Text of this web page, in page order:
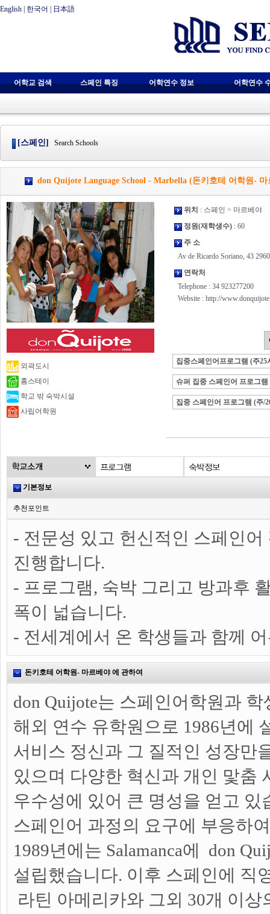
English 한국어 日本語
어학교 검색 스페인 특징 어학연수 정보 어학연수
[스페인] Search Schools
don Quijote Language School - Marbella (돈키호테 어학원- 마
외곽도시
홈스테이
학교 밖 숙박시설
사립어학원
위치 : 스페인 > 마르베야
정원(재학생수) : 60
주 소
Av de Ricardo Soriano, 43
연락처
Telephone : 34 923277200
Website : http://
집중스페인어프로그램 (주25
슈퍼 집중 스페인어 프로그램
집중 스페인어 프로그램 (주/
기본정보
추천포인트
- 전문성 있고 헌신적인 스페인
진행합니다.
- 프로그램, 숙박 그리고 방과후
폭이 넓습니다.
- 전세계에서 온 학생들과 함께
돈키호테 어학원- 마르베야 에 관하여
don Quijote는 스페인어학원과
해외 연수 유학원으로 1986년에
서비스 정신과 그 질적인 성장만
있으며 다양한 혁신과 개인 맟춤
우수성에 있어 큰 명성을 얻고 있
스페인어 과정의 요구에 부응하여
1989년에는 Salamanca에 don
설립했습니다. 이후 스페인에 직
라틴 아메리카와 그외 30개 이